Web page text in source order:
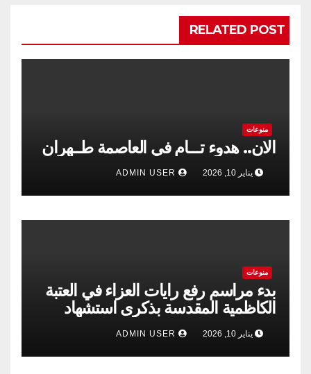
RELATED POST
منوعات
الان.. هدوء تـــام في العاصمة طــهران
يناير 10, 2026
منوعات
بدء مراسم رفع رايات العزاء في العتبة
الكاظمية المقدسة بذكرى استشهاد
الإمام الكاظم”عليه السلام”
يناير 10, 2026